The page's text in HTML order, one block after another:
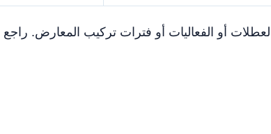
أو الفعاليات أو فترات تركيب المعارض.